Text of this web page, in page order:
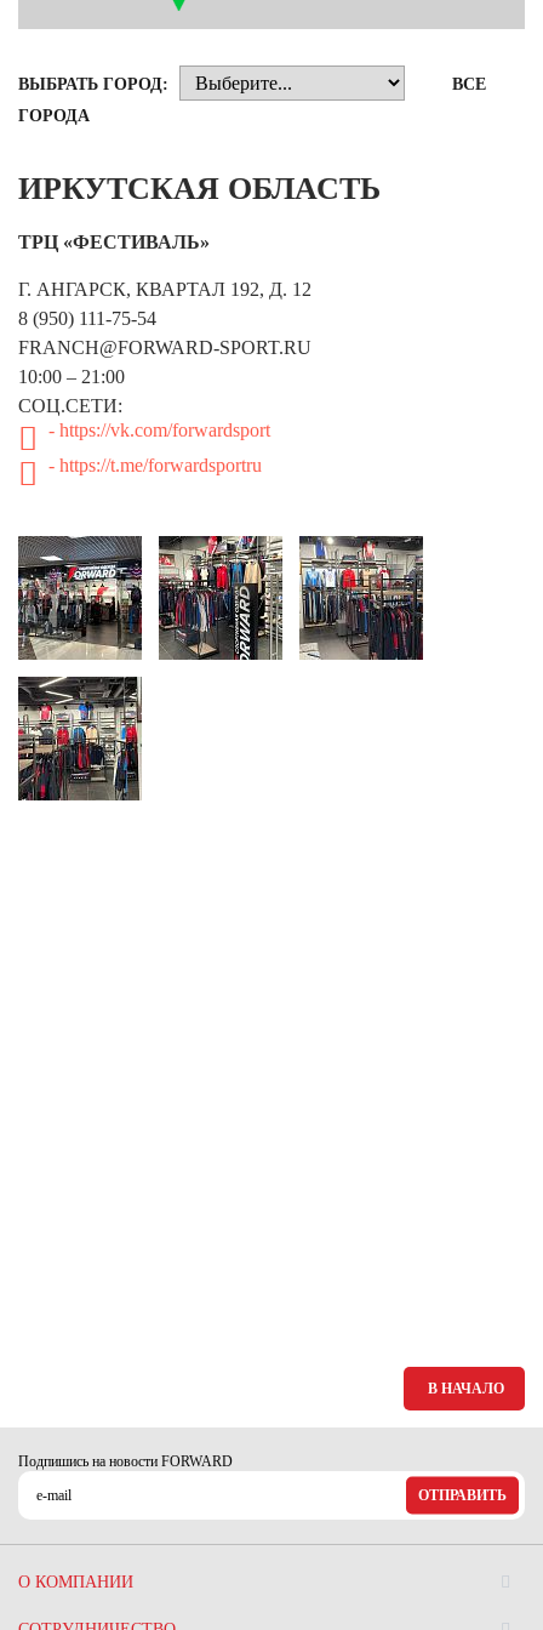
Республика Башкортостан (3)
Ростовская область (2)
Санкт-Петербург и ЛО (3)
Саратовская область (1)
Северная Осетия (2)
Смоленская область (1)
Ставропольский край (5)
Томская область (1)
Тульская область (1)
Тюменская область (3)
Ханты-Мансийский автономный округ (3)
Челябинская область (2)
Ямало-Ненецкий автономный округ (1)
Ярославская область (1)
ВЫБРАТЬ ГОРОД:
ВСЕ
ГОРОДА
ИРКУТСКАЯ ОБЛАСТЬ
ТРЦ «ФЕСТИВАЛЬ»
Г. АНГАРСК, КВАРТАЛ 192, Д. 12
8 (950) 111-75-54
FRANCH@FORWARD-SPORT.RU
10:00 – 21:00
СОЦ.СЕТИ:
- https://vk.com/forwardsport
- https://t.me/forwardsportru
В НАЧАЛО
Подпишись на новости FORWARD
ОТПРАВИТЬ
О КОМПАНИИ